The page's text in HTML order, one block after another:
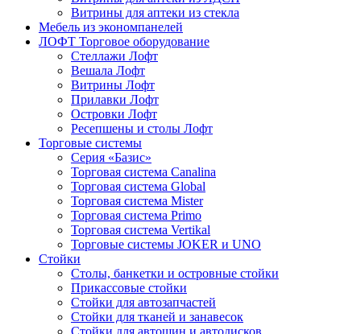
Витрины для аптеки из стекла
Мебель из экономпанелей
ЛОФТ Торговое оборудование
Стеллажи Лофт
Вешала Лофт
Витрины Лофт
Прилавки Лофт
Островки Лофт
Ресепшены и столы Лофт
Торговые системы
Серия «Базис»
Торговая система Canalina
Торговая система Global
Торговая система Mister
Торговая система Primo
Торговая система Vertikal
Торговые системы JOKER и UNO
Стойки
Столы, банкетки и островные стойки
Прикассовые стойки
Стойки для автозапчастей
Стойки для тканей и занавесок
Стойки для автошин и автодисков